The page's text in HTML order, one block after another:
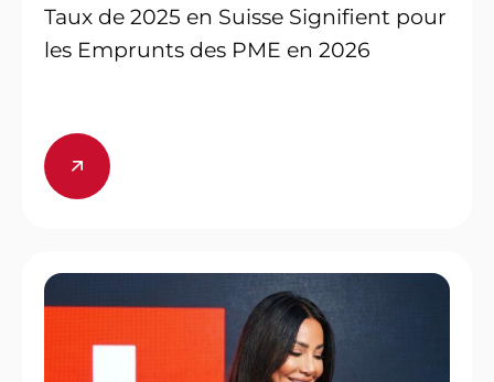
Taux de 2025 en Suisse Signifient pour
les Emprunts des PME en 2026